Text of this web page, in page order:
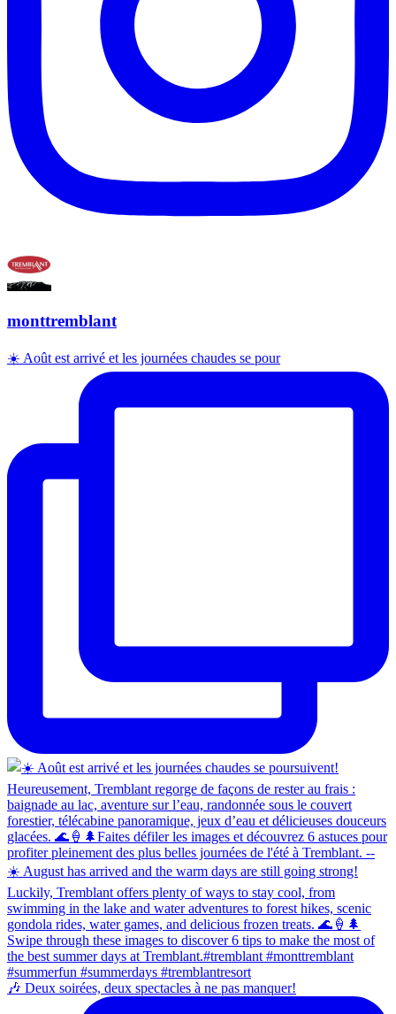
monttremblant
☀️ Août est arrivé et les journées chaudes se pour
🎶 Deux soirées, deux spectacles à ne pas manquer!